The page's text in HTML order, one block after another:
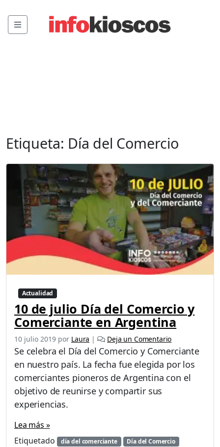
Menu
Etiqueta: Día del Comercio
Actualidad
10 de julio Día del Comercio y
Comerciante en Argentina
10 julio 2019 por Laura | Deja un Comentario
Se celebra el Día del Comercio y Comerciante
en nuestro país. La fecha fue elegida por los
comerciantes pioneros de Argentina con el
objetivo de reunirse y compartir sus
experiencias.
Lea más »
Etiquetado
día del comerciante
Día del Comercio